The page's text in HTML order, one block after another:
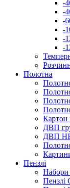
-
-
-
-
-
-
Полотна
Картон
ДВП
ДВП
Пензлі
Набори
Пензлі